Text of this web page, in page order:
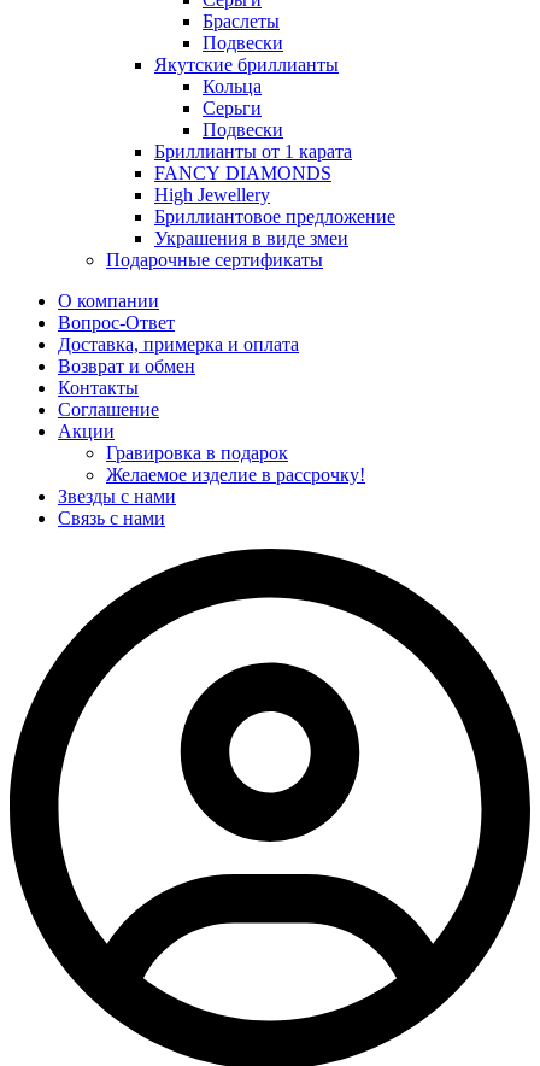
Браслеты
Подвески
Якутские бриллианты
Кольца
Серьги
Подвески
Бриллианты от 1 карата
FANCY DIAMONDS
High Jewellery
Бриллиантовое предложение
Украшения в виде змеи
Подарочные сертификаты
О компании
Вопрос-Ответ
Доставка, примерка и оплата
Возврат и обмен
Контакты
Соглашение
Акции
Гравировка в подарок
Желаемое изделие в рассрочку!
Звезды с нами
Связь с нами